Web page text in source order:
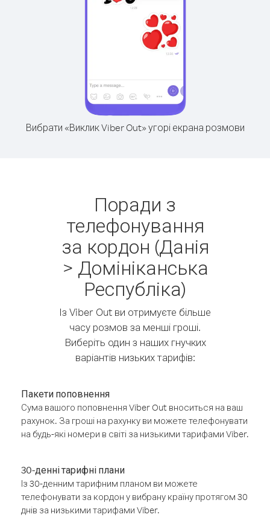
Вибрати «Виклик Viber Out» угорі екрана розмови
Поради з
телефонування
за кордон (Данія
> Домініканська
Республіка)
Із Viber Out ви отримуєте більше
часу розмов за менші гроші.
Виберіть один з наших гнучких
варіантів низьких тарифів:
Пакети поповнення
Сума вашого поповнення Viber Out вноситься на ваш
рахунок. За гроші на рахунку ви можете телефонувати
на будь-які номери в світі за низькими тарифами Viber.
30-денні тарифні плани
Із 30-денним тарифним планом ви можете
телефонувати за кордон у вибрану країну протягом 30
днів за низькими тарифами Viber.